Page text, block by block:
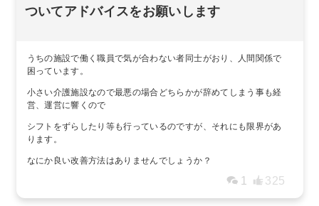
ついてアドバイスをお願いします
うちの施設で働く職員で気が合わない者同士がおり、人間関係で
困っています。
小さい介護施設なので最悪の場合どちらかが辞めてしまう事も経
営、運営に響くので
シフトをずらしたり等も行っているのですが、それにも限界があ
ります。
なにか良い改善方法はありませんでしょうか？
1 325